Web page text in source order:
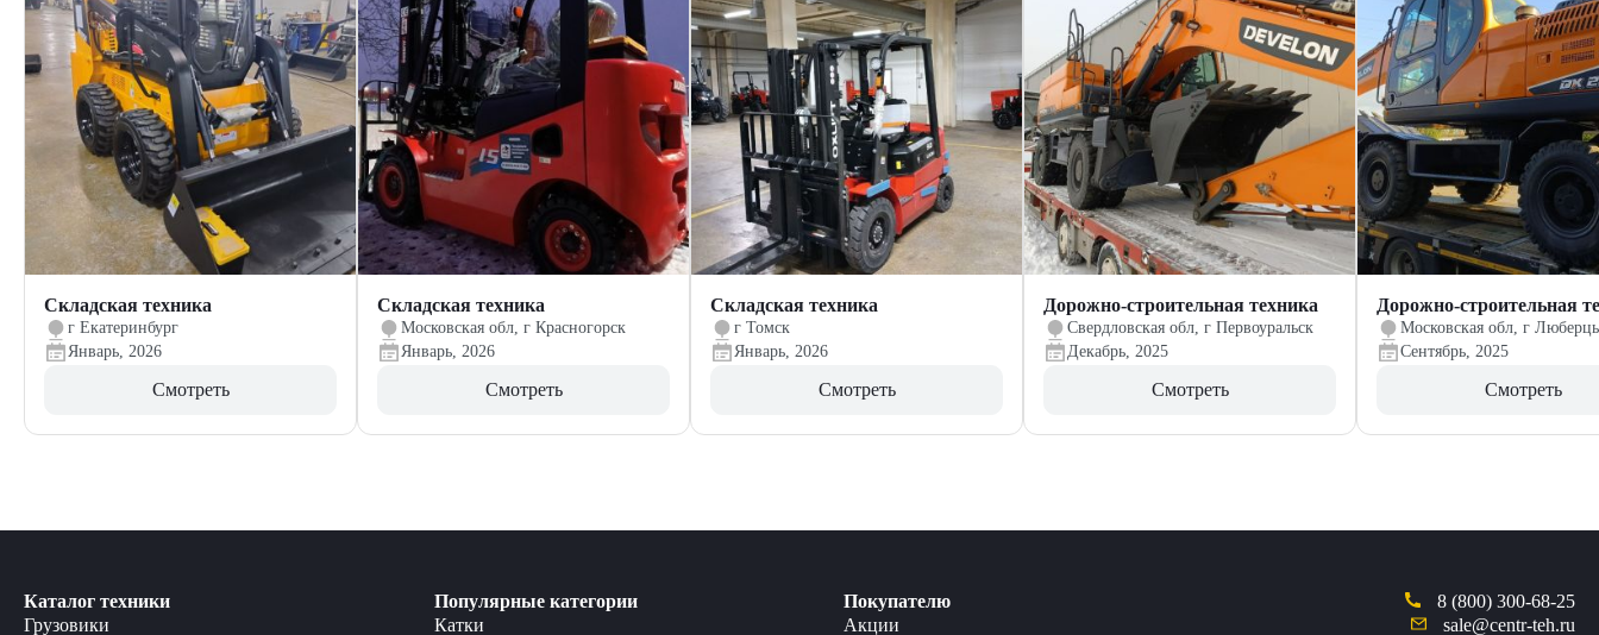
Складская техника
г Екатеринбург
Январь, 2026
Смотреть
Складская техника
Московская обл, г Красногорск
Январь, 2026
Смотреть
Складская техника
г Томск
Январь, 2026
Смотреть
Дорожно-строительная техника
Свердловская обл, г Первоуральск
Декабрь, 2025
Смотреть
Дорожно-строительная
Московская обл, г
Сентябрь, 2025
Смотреть
Каталог техники
Грузовики
Популярные категории
Катки
Покупателю
Акции
8 (800) 300-68-25
sale@centr-teh.ru